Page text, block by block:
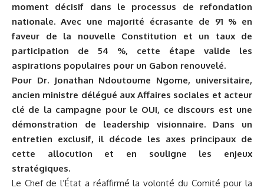
moment décisif dans le processus de refondation
nationale. Avec une majorité écrasante de 91 % en
faveur de la nouvelle Constitution et un taux de
participation de 54 %, cette étape valide les
aspirations populaires pour un Gabon renouvelé.
Pour Dr. Jonathan Ndoutoume Ngome, universitaire,
ancien ministre délégué aux Affaires sociales et acteur
clé de la campagne pour le OUI, ce discours est une
démonstration de leadership visionnaire. Dans un
entretien exclusif, il décode les axes principaux de
cette allocution et en souligne les enjeux
stratégiques.
Le Chef de l’État a réaffirmé la volonté du Comité pour la